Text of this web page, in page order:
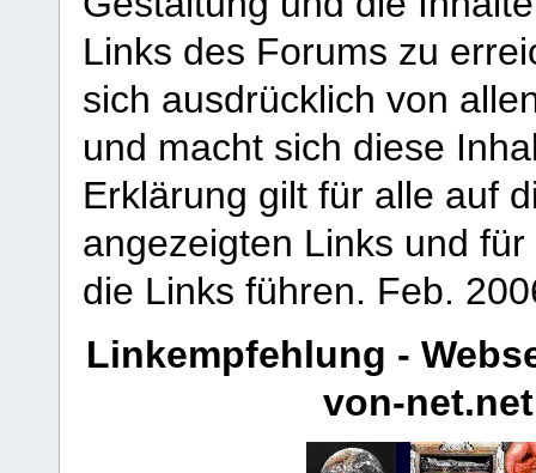
Links des Forums zu
sich ausdrücklich von
und macht sich diese
Erklärung gilt für alle auf
angezeigten Links und
die Links führen. Feb.
Linkempfehlung -
von-net.net